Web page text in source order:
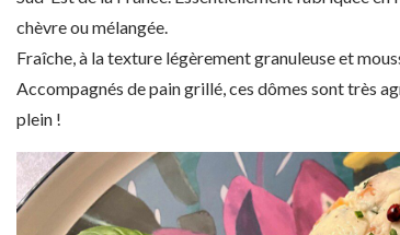
chèvre ou mélangée.
Fraîche, à la texture légèrement granuleuse et
Accompagnés de pain grillé, ces dômes sont très
plein !